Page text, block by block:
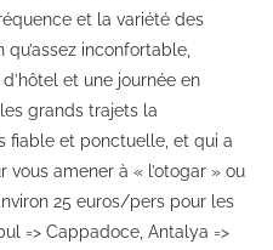
et la variété des
inconfortable,
et une journée en
grands trajets la
fiable et ponctuelle, et qui a
amener à « l’otogar » ou
25 euros/pers pour les
=> Cappadoce, Antalya =>